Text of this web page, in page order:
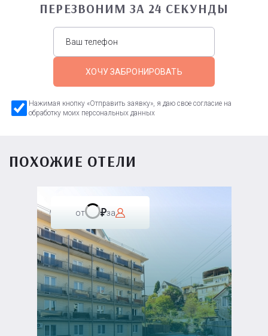
ПЕРЕЗВОНИМ ЗА 24 СЕКУНДЫ
ХОЧУ ЗАБРОНИРОВАТЬ
Нажимая кнопку «Отправить заявку», я даю свое согласие на
обработку моих персональных данных
ПОХОЖИЕ ОТЕЛИ
от за